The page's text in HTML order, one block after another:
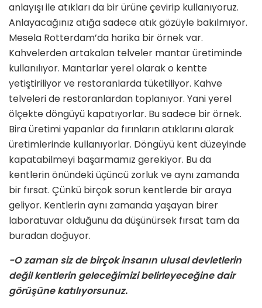
anlayışı ile atıkları da bir ürüne çevirip kullanıyoruz.
Anlayacağınız atığa sadece atık gözüyle bakılmıyor.
Mesela Rotterdam’da harika bir örnek var.
Kahvelerden artakalan telveler mantar üretiminde
kullanılıyor. Mantarlar yerel olarak o kentte
yetiştiriliyor ve restoranlarda tüketiliyor. Kahve
telveleri de restoranlardan toplanıyor. Yani yerel
ölçekte döngüyü kapatıyorlar. Bu sadece bir örnek.
Bira üretimi yapanlar da fırınların atıklarını alarak
üretimlerinde kullanıyorlar. Döngüyü kent düzeyinde
kapatabilmeyi başarmamız gerekiyor. Bu da
kentlerin önündeki üçüncü zorluk ve aynı zamanda
bir fırsat. Çünkü birçok sorun kentlerde bir araya
geliyor. Kentlerin aynı zamanda yaşayan birer
laboratuvar olduğunu da düşünürsek fırsat tam da
buradan doğuyor.
-O zaman siz de birçok insanın ulusal devletlerin
değil kentlerin geleceğimizi belirleyeceğine dair
görüşüne katılıyorsunuz.